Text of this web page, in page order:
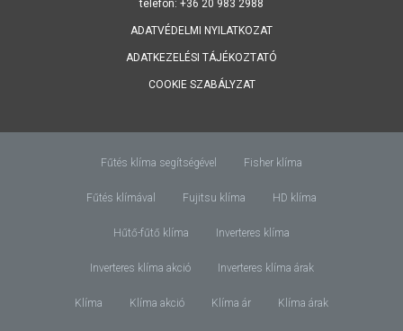
telefon: +36 20 983 2988
ADATVÉDELMI NYILATKOZAT
ADATKEZELÉSI TÁJÉKOZTATÓ
COOKIE SZABÁLYZAT
Fűtés klíma segítségével Fisher klíma
Fűtés klímával Fujitsu klíma HD klíma
Hűtő-fűtő klíma Inverteres klíma
Inverteres klíma akció Inverteres klíma árak
Klíma Klíma akció Klíma ár Klíma árak